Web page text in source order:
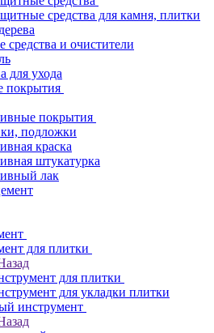
средства для камня, плитки
и очистители
для ухода
покрытия
покрытия
подложки
краска
штукатурка
лак
для плитки
для плитки
для укладки плитки
инструмент